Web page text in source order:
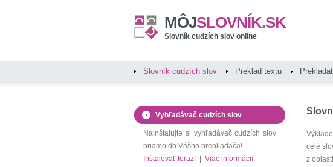
MÔJSLOVNÍK.SK
Slovník cudzích slov online
Slovník cudzích slov Preklad textu
celé
z
Vyhľadávač cudzích slov
Nainštalujte si vyhľadávač cudzích slov
priamo do Vášho prehliadača!
Inštalovať teraz!
Viac informácií